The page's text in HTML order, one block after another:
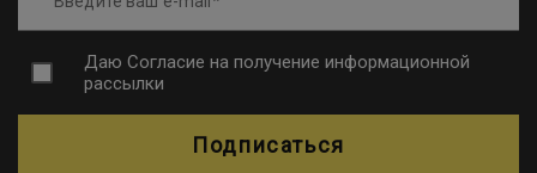
Даю Согласие на получение информационной
рассылки
Подписаться